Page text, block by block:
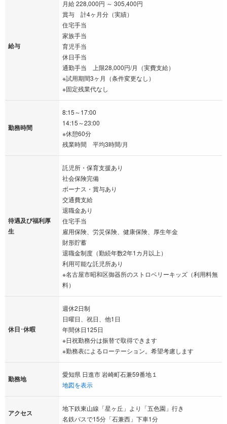
給与
月給 228,000円 ～ 305,400円
賞与 計4ヶ月分（実績）
住宅手当
家族手当
育児手当
休日手当
通勤手当 上限28,000円/月（実費支給）
※試用期間3ヶ月（条件変更なし）
※固定残業代なし
勤務時間
8:15～17:00
14:15～23:00
※休憩60分
残業時間 平均3時間/月
待遇及び福利厚
生
託児所・保育支援あり
社会保険完備
ボーナス・賞与あり
交通費支給
退職金あり
住宅手当
雇用保険、労災保険、健康保険、厚生年金
財形貯蓄
退職金制度（勤続年数2年1カ月以上）
利用可能な託児所あり
※名古屋市昭和区御器所のストロベリーキッズ（利用料無
料）
休日･休暇
週休2日制
日曜日、祝日、他1日
年間休日125日
※日祝勤務分は振替で取得できます
※勤務表によるローテーション。希望考慮します
勤務地
愛知県 日進市 岩崎町石兼59番地１
地図を表示
アクセス
地下鉄東山線「星ヶ丘」より「五色園」行き
名鉄バスで15分「石兼西」下車1分